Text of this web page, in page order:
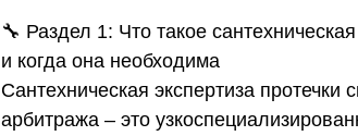
🔧 Раздел 1: Что такое
и когда она необходима
Сантехническая экспертиза протечки
арбитража – это